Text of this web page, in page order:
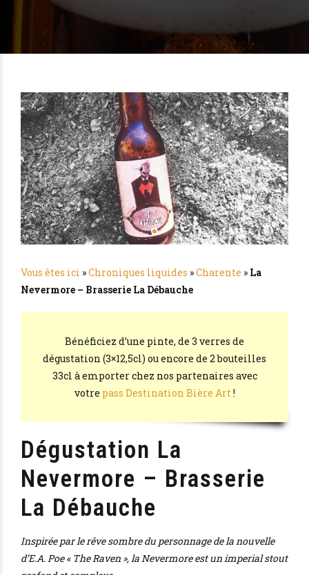
Vous êtes ici »Chroniques liquides »Charente » La
Nevermore – Brasserie La Débauche
Bénéficiez d’une pinte, de 3 verres de
dégustation (3×12,5cl) ou encore de 2 bouteilles
33cl à emporter chez nos partenaires avec
votre pass Destination Bière Art!
Dégustation La
Nevermore – Brasserie
La Débauche
Inspirée par le rêve sombre du personnage de la nouvelle
d’E.A. Poe « The Raven », la Nevermore est un imperial stout